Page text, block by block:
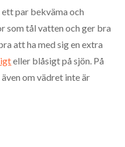
par bekväma och
som tål vatten och ger bra
att ha med sig en extra
eller blåsigt på sjön. På
om vädret inte är